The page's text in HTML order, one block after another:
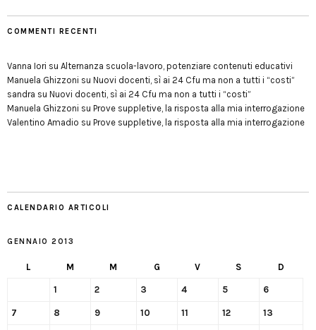
COMMENTI RECENTI
Vanna Iori su Alternanza scuola-lavoro, potenziare contenuti educativi
Manuela Ghizzoni su Nuovi docenti, sì ai 24 Cfu ma non a tutti i “costi”
sandra su Nuovi docenti, sì ai 24 Cfu ma non a tutti i “costi”
Manuela Ghizzoni su Prove suppletive, la risposta alla mia interrogazione
Valentino Amadio su Prove suppletive, la risposta alla mia interrogazione
CALENDARIO ARTICOLI
GENNAIO 2013
L M M G V S D
1 2 3 4 5 6
7 8 9 10 11 12 13